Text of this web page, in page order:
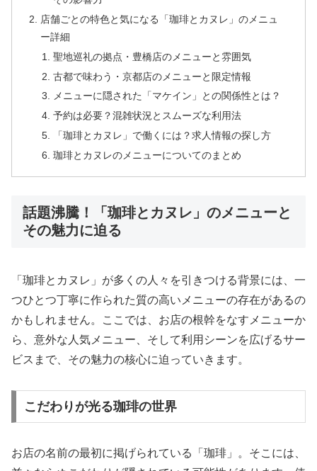
店舗ごとの特色と気になる「珈琲とカヌレ」のメニュ
ー詳細
聖地巡礼の拠点・豊橋店のメニューと雰囲気
古都で味わう・京都店のメニューと限定情報
メニューに隠された「マケイン」との関係性とは？
予約は必要？混雑状況とスムーズな利用法
「珈琲とカヌレ」で働くには？求人情報の探し方
珈琲とカヌレのメニューについてのまとめ
話題沸騰！「珈琲とカヌレ」のメニューと
その魅力に迫る
「珈琲とカヌレ」が多くの人々を引きつける背景には、一
つひとつ丁寧に作られた質の高いメニューの存在があるの
かもしれません。ここでは、お店の根幹をなすメニューか
ら、意外な人気メニュー、そして利用シーンを広げるサー
ビスまで、その魅力の核心に迫っていきます。
こだわりが光る珈琲の世界
お店の名前の最初に掲げられている「珈琲」。そこには、